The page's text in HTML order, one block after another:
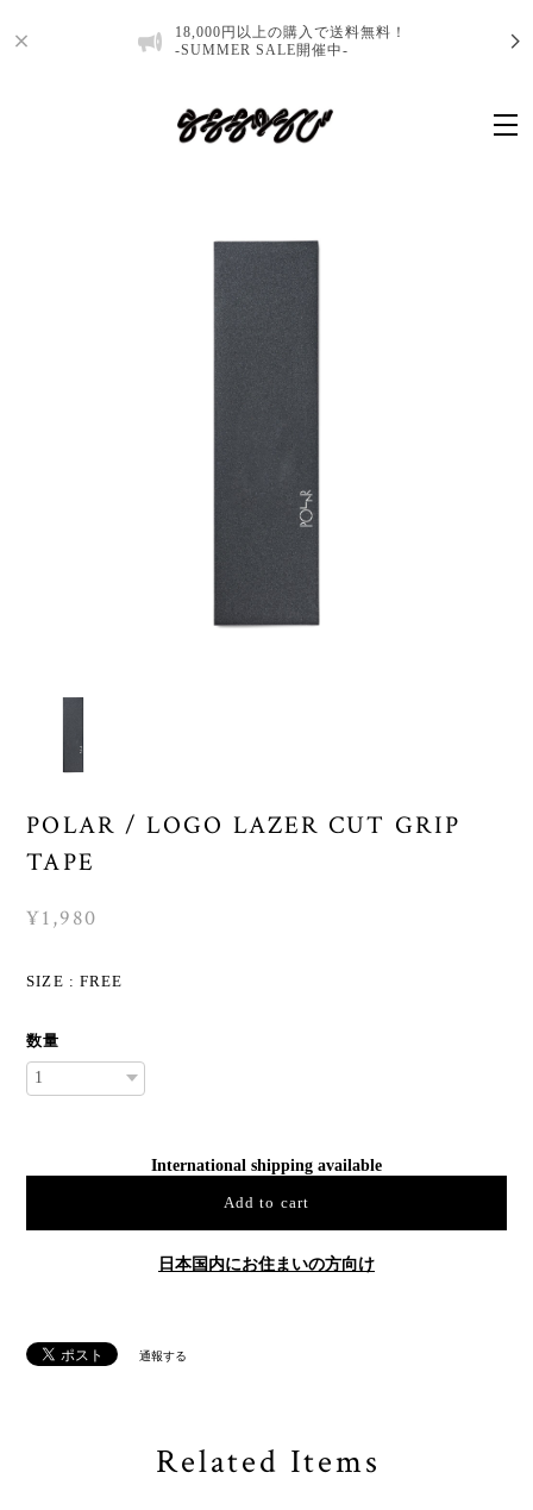
18,000円以上の購入で送料無料！
-SUMMER SALE開催中-
POLAR / LOGO LAZER CUT GRIP
TAPE
¥1,980
SIZE : FREE
数量
International shipping available
Add to cart
日本国内にお住まいの方向け
通報する
Related Items